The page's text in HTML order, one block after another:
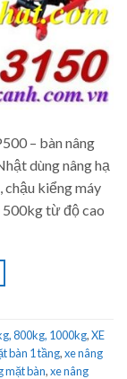
– bàn nâng
dùng nâng hạ
chậu kiểng máy
từ độ cao
800kg, 1000kg,XE
bàn 1 tầng,xe nâng
mặt bàn,xe nâng